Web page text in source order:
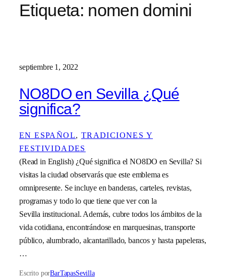
Etiqueta: nomen domini
septiembre 1, 2022
NO8DO en Sevilla ¿Qué
significa?
EN ESPAÑOL, TRADICIONES Y
FESTIVIDADES
(Read in English) ¿Qué significa el NO8DO en Sevilla? Si
visitas la ciudad observarás que este emblema es
omnipresente. Se incluye en banderas, carteles, revistas,
programas y todo lo que tiene que ver con la
Sevilla institucional. Además, cubre todos los ámbitos de la
vida cotidiana, encontrándose en marquesinas, transporte
público, alumbrado, alcantarillado, bancos y hasta papeleras,
…
Escrito porBarTapasSevilla